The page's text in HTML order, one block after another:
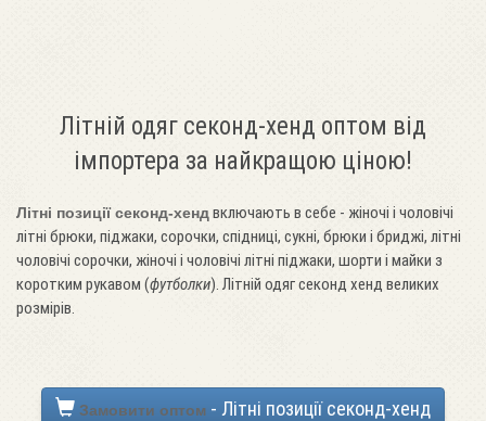
Літній одяг секонд-хенд оптом від
імпортера за найкращою ціною!
Літні позиції секонд-хендвключають в себе - жіночі і чоловічі
літні брюки, піджаки, сорочки, спідниці, сукні, брюки і бриджі, літні
чоловічі сорочки, жіночі і чоловічі літні піджаки, шорти і майки з
коротким рукавом (футболки). Літній одяг секонд хенд великих
розмірів.
Замовити оптом - Літні позиції секонд-хенд